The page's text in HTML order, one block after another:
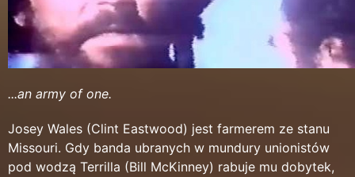
...an army of one.
Josey Wales (Clint Eastwood) jest farmerem ze stanu
Missouri. Gdy banda ubranych w mundury unionistów
pod wodzą Terrilla (Bill McKinney) rabuje mu dobytek,